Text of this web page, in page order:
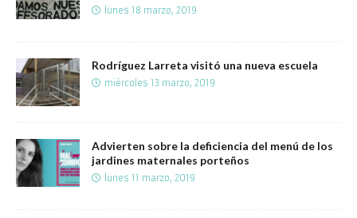
lunes 18 marzo, 2019
Rodríguez Larreta visitó una nueva escuela
miércoles 13 marzo, 2019
Advierten sobre la deficiencia del menú de los
jardines maternales porteños
lunes 11 marzo, 2019